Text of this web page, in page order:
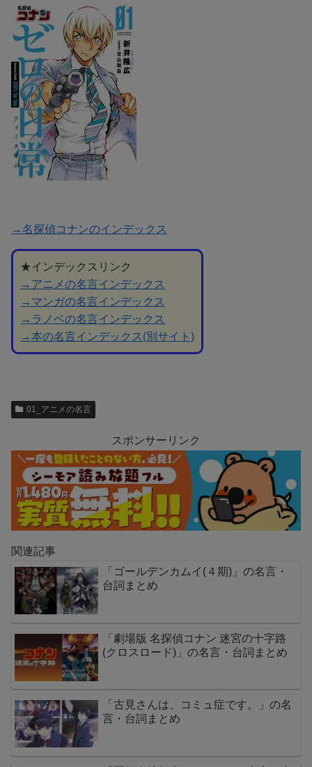
→名探偵コナンのインデックス
★インデックスリンク
→アニメの名言インデックス
→マンガの名言インデックス
→ラノベの名言インデックス
→本の名言インデックス(別サイト)
01_アニメの名言
スポンサーリンク
関連記事
「ゴールデンカムイ(４期)」の名言・
台詞まとめ
「劇場版 名探偵コナン 迷宮の十字路
(クロスロード)」の名言・台詞まとめ
「古見さんは、コミュ症です。」の名
言・台詞まとめ